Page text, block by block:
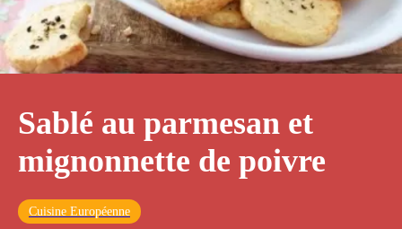
Sablé au parmesan et
mignonnette de poivre
Cuisine Européenne